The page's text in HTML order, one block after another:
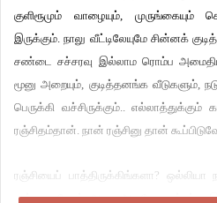
குளிரூமும் வாழையும், முருங்கையும்
இருக்கும். நாலு வீட்டிலேயுமே சின்னக்
சண்டை சச்சரவு இல்லாம ரொம்ப
மூனு அறையும், குடித்தனங்க வீடுகளும்,
பெருக்கி வச்சிருக்கும்..
ரஞ்சிதம்தான். நான் ரஞ்சினு தான்
ரஞ்சியைப் பாத்திருக்கிங்களா?
சன்னமா பேசும். ஆனா அதுவே கண்டிப்பா